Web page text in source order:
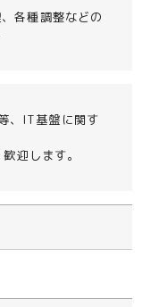
各種調整などの
、IT基盤に関す
迎します。